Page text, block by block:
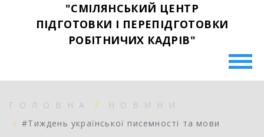
"СМІЛЯНСЬКИЙ ЦЕНТР
ПІДГОТОВКИ І ПЕРЕПІДГОТОВКИ
РОБІТНИЧИХ КАДРІВ"
ГОЛОВНА
НОВИНИ
#Тиждень української писемності та мови